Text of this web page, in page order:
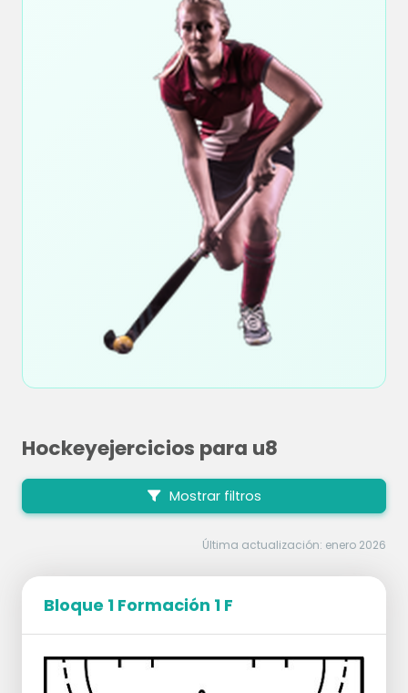
Hockeyejercicios para u8
Mostrar filtros
Última actualización: enero 2026
Bloque 1 Formación 1 F